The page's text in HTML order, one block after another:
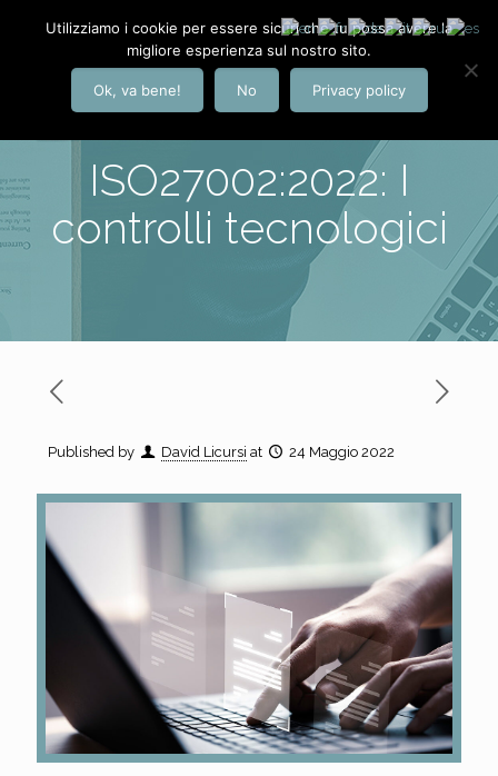
ISO27002:2022: I
controlli tecnologici
Published by David Licursi at 24 Maggio 2022
Utilizziamo i cookie per essere sicuri che tu possa avere la
migliore esperienza sul nostro sito.
Ok, va bene! No Privacy policy